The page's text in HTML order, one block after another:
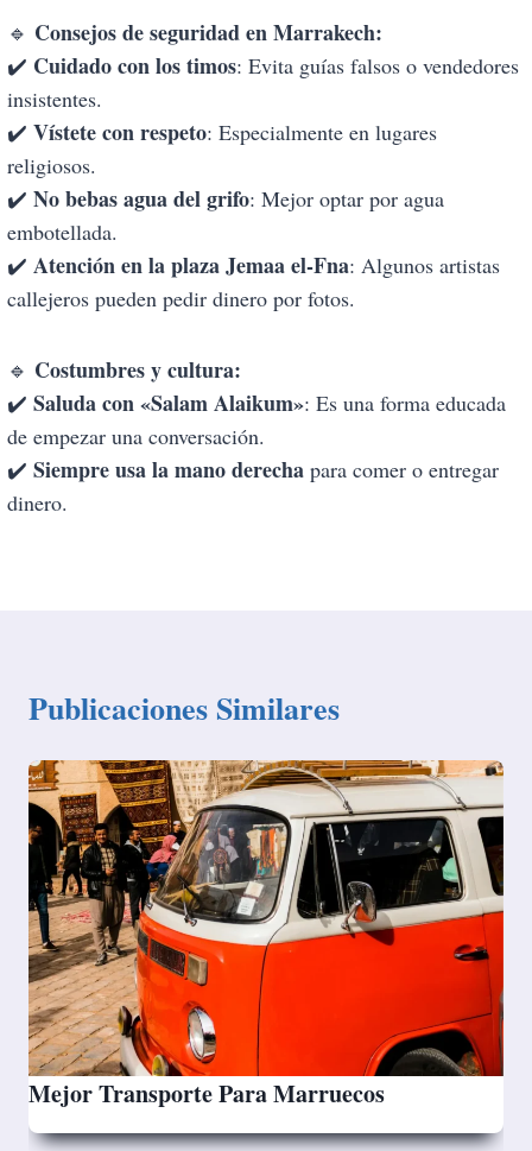
🔹 Consejos de seguridad en Marrakech:
✔️ Cuidado con los timos: Evita guías falsos o vendedores
insistentes.
✔️Vístete con respeto: Especialmente en lugares
religiosos.
✔️No bebas agua del grifo: Mejor optar por agua
embotellada.
✔️ Atención en la plaza Jemaa el-Fna: Algunos artistas
callejeros pueden pedir dinero por fotos.
🔹 Costumbres y cultura:
✔️Saluda con «Salam Alaikum»: Es una forma educada
de empezar una conversación.
✔️Siempre usa la mano derecha para comer o entregar
dinero.
Publicaciones Similares
Mejor Transporte Para Marruecos